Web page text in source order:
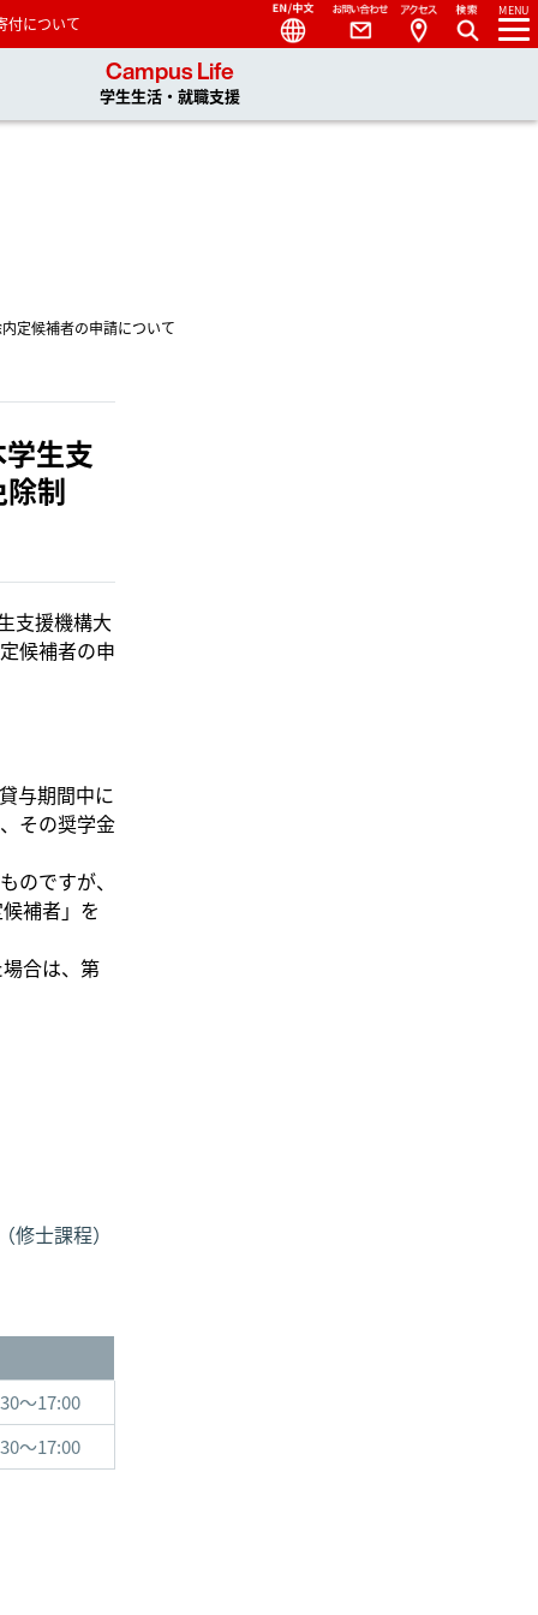
学 You, Unlimited
付について
Campus Life
学生生活・就職支援
MENU
Access
Contact
Language
定候補者の申請について
生支
制
支援機構大
候補者の申
与期間中に
その奨学金
ですが、
補者」を
合は、第
士課程）
～17:00
～17:00